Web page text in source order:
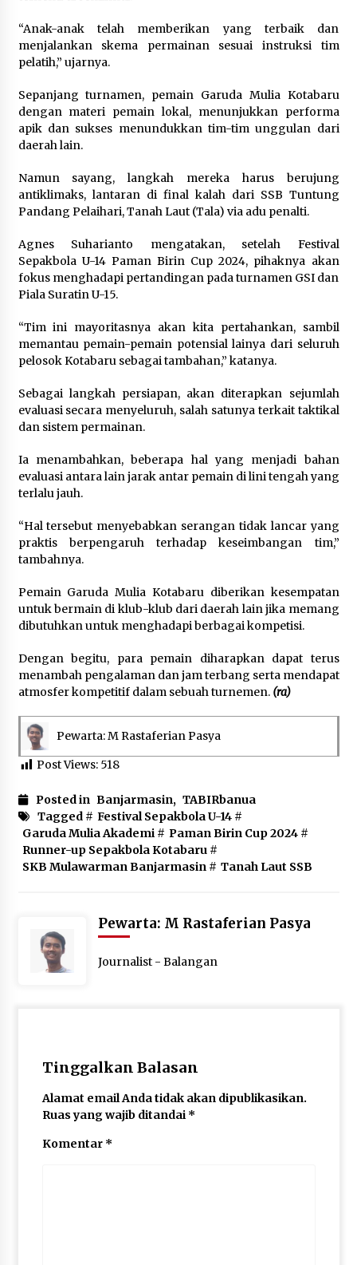
Kejari HST Musnahkan Barang Bukti 27 Perkara
Pelajar di HST Musnahkan Barang Bukti
Kejaksaan, Ada Apa?
“Anak-anak telah memberikan yang terbaik dan
menjalankan skema permainan sesuai instruksi tim
pelatih,” ujarnya.
Sepanjang turnamen, pemain Garuda Mulia Kotabaru
dengan materi pemain lokal, menunjukkan performa
apik dan sukses menundukkan tim-tim unggulan dari
daerah lain.
Namun sayang, langkah mereka harus berujung
antiklimaks, lantaran di final kalah dari SSB Tuntung
Pandang Pelaihari, Tanah Laut (Tala) via adu penalti.
Agnes Suharianto mengatakan, setelah Festival
Sepakbola U-14 Paman Birin Cup 2024, pihaknya akan
fokus menghadapi pertandingan pada turnamen GSI dan
Piala Suratin U-15.
“Tim ini mayoritasnya akan kita pertahankan, sambil
memantau pemain-pemain potensial lainya dari seluruh
pelosok Kotabaru sebagai tambahan,” katanya.
Sebagai langkah persiapan, akan diterapkan sejumlah
evaluasi secara menyeluruh, salah satunya terkait taktikal
dan sistem permainan.
Ia menambahkan, beberapa hal yang menjadi bahan
evaluasi antara lain jarak antar pemain di lini tengah yang
terlalu jauh.
“Hal tersebut menyebabkan serangan tidak lancar yang
praktis berpengaruh terhadap keseimbangan tim,”
tambahnya.
Pemain Garuda Mulia Kotabaru diberikan kesempatan
untuk bermain di klub-klub dari daerah lain jika memang
dibutuhkan untuk menghadapi berbagai kompetisi.
Dengan begitu, para pemain diharapkan dapat terus
menambah pengalaman dan jam terbang serta mendapat
atmosfer kompetitif dalam sebuah turnemen. (ra)
Pewarta: M Rastaferian Pasya
Post Views: 518
Posted in Banjarmasin, TABIRbanua
Tagged # Festival Sepakbola U-14#
Garuda Mulia Akademi# Paman Birin Cup 2024#
Runner-up Sepakbola Kotabaru #
SKB Mulawarman Banjarmasin # Tanah Laut SSB
Pewarta: M Rastaferian Pasya
Journalist - Balangan
Tinggalkan Balasan
Alamat email Anda tidak akan dipublikasikan.
Ruas yang wajib ditandai *
Komentar *